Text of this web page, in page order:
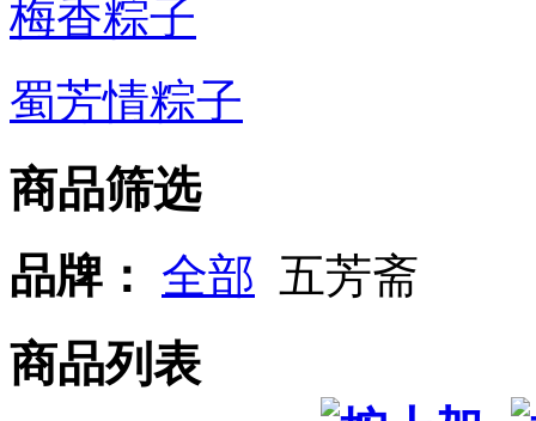
梅香粽子
蜀芳情粽子
商品筛选
品牌： 全部 五芳斋
商品列表